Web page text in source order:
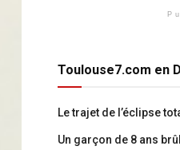
Toulouse7.com en
Le trajet de l’éclipse
Un garçon de 8 ans